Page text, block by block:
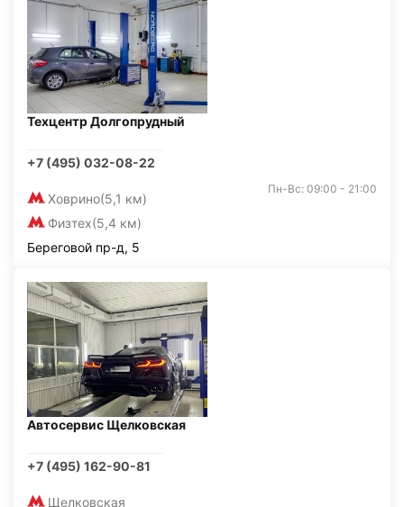
Техцентр Долгопрудный
+7 (495) 032-08-22
Ховрино(5,1 км)
Физтех(5,4 км)
Пн-Вс: 09:00 - 21:00
Береговой пр-д, 5
Автосервис Щелковская
+7 (495) 162-90-81
Щелковская